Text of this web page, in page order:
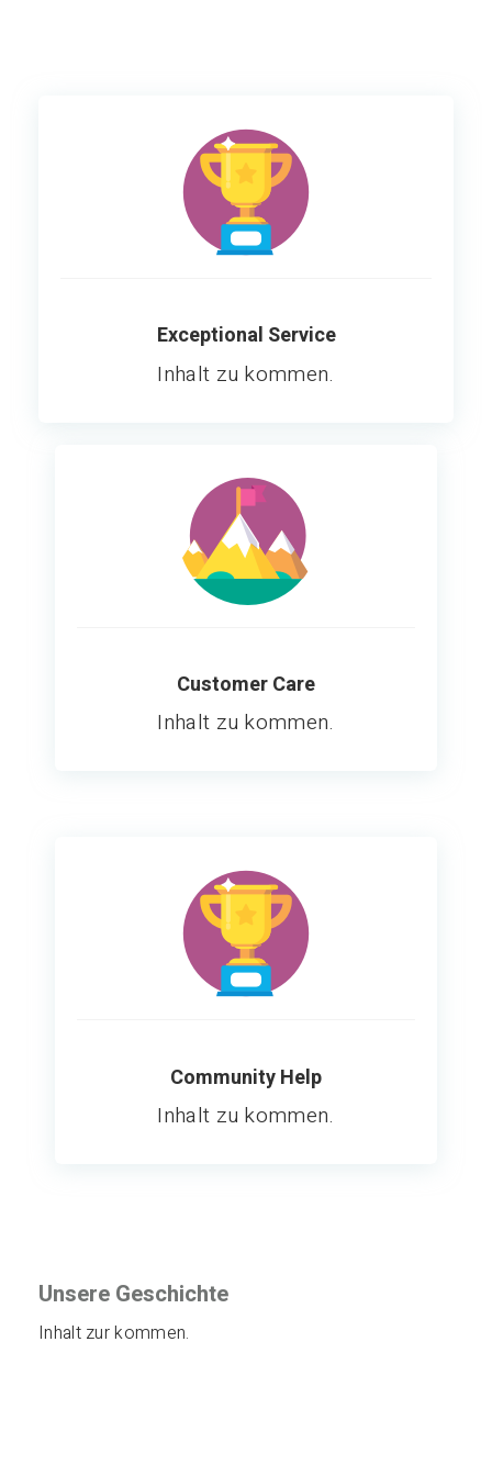
Exceptional Service
Inhalt zu kommen.
Customer Care
Inhalt zu kommen.
Community Help
Inhalt zu kommen.
Unsere Geschichte
Inhalt zur kommen.